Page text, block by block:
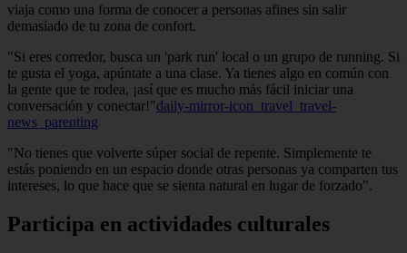
viaja como una forma de conocer a personas afines sin salir
demasiado de tu zona de confort.
"Si eres corredor, busca un 'park run' local o un grupo de running. Si
te gusta el yoga, apúntate a una clase. Ya tienes algo en común con
la gente que te rodea, ¡así que es mucho más fácil iniciar una
conversación y conectar!"daily-mirror-icon_travel_travel-
news_parenting
"No tienes que volverte súper social de repente. Simplemente te
estás poniendo en un espacio donde otras personas ya comparten tus
intereses, lo que hace que se sienta natural en lugar de forzado".
Participa en actividades culturales